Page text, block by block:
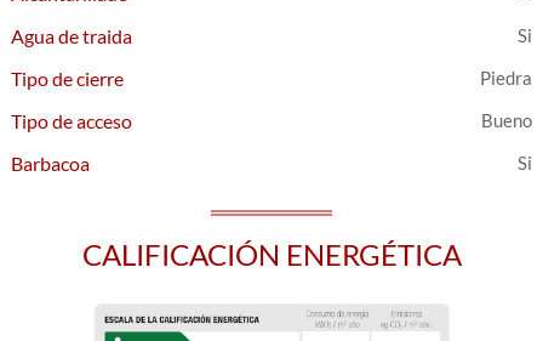
Agua de traida
Tipo de cierre
Piedra
Tipo de acceso Bueno
Barbacoa
CALIFICACIÓN ENERGÉTICA